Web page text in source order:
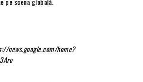
news.google.com/home?